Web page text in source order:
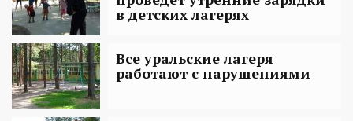
в детских лагерях
Все уральские лагеря
работают с нарушениями